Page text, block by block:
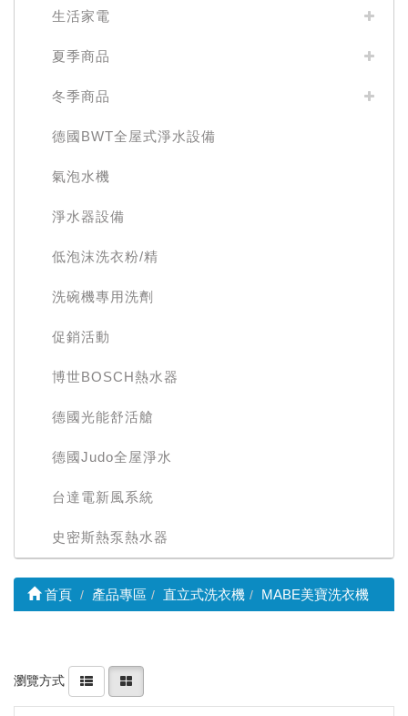
生活家電
夏季商品
冬季商品
德國BWT全屋式淨水設備
氣泡水機
淨水器設備
低泡沫洗衣粉/精
洗碗機專用洗劑
促銷活動
博世BOSCH熱水器
德國光能舒活艙
德國Judo全屋淨水
台達電新風系統
史密斯熱泵熱水器
首頁 產品專區 直立式洗衣機 MABE美寶洗衣機
瀏覽方式